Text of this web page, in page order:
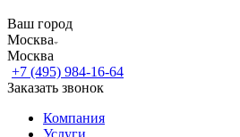
Ваш город
Москва
Москва
+7 (495) 984-16-64
Заказать звонок
Компания
Услуги